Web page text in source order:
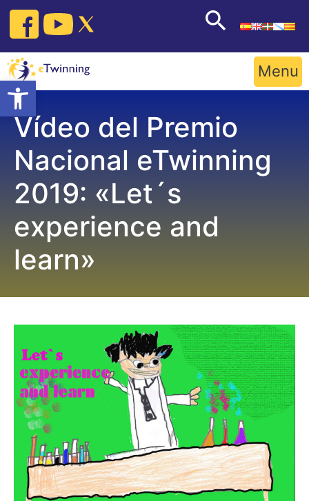
Open toolbar
Skip
content
Menu
Vídeo del Premio
Nacional eTwinning
2019: «Let´s
experience and
learn»